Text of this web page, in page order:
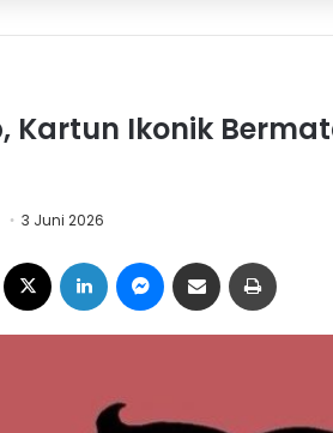
Kartun Ikonik
3 Juni 2026
Facebook LinkedIn Messenger
Share via Email